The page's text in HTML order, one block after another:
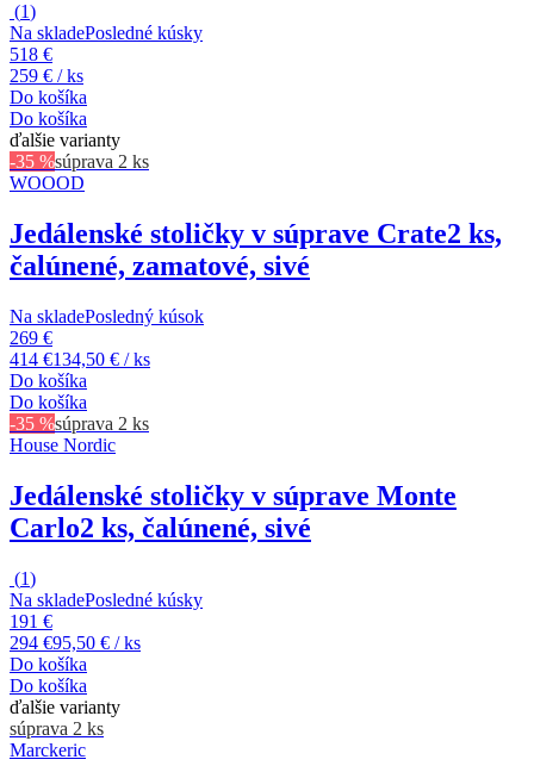
(1)
Na skladePosledné kúsky
518 €
259 € / ks
Do košíka
Do košíka
ďalšie varianty
-35 %súprava 2 ks
WOOOD
Jedálenské stoličky v súprave Crate2 ks,
čalúnené, zamatové, sivé
Na skladePosledný kúsok
269 €
414 €134,50 € / ks
Do košíka
Do košíka
-35 %súprava 2 ks
House Nordic
Jedálenské stoličky v súprave Monte
Carlo2 ks, čalúnené, sivé
(1)
Na skladePosledné kúsky
191 €
294 €95,50 € / ks
Do košíka
Do košíka
ďalšie varianty
súprava 2 ks
Marckeric